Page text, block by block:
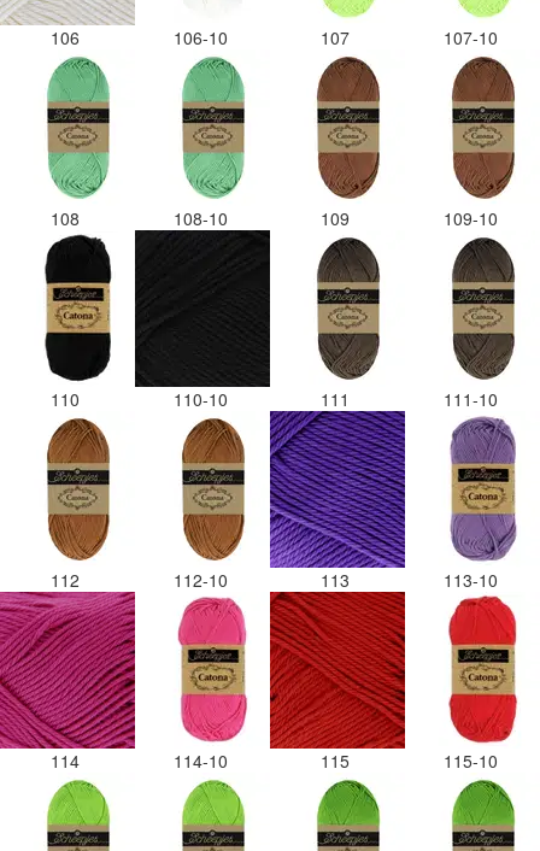
106 106-10 107 107-10
108 108-10 109 109-10
110 110-10 111 111-10
112 112-10 113 113-10
114 114-10 115 115-10